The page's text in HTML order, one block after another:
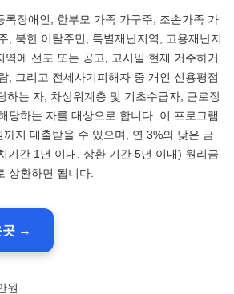
록장애인, 한부모 가족 가구주, 조손가족 가
, 북한 이탈주민, 특별재난지역, 고용재난지
역에 선포 또는 공고, 고시일 현재 거주하거
, 그리고 전세사기피해자 중 개인 신용평점
하는 자, 차상위계층 및 기초수급자, 근로장
당하는 자를 대상으로 합니다. 이 프로그램
지 대출받을 수 있으며, 연 3%의 낮은 금
기간 1년 이내, 상환 기간 5년 이내) 원리금
상환하면 됩니다.
곳 →
원